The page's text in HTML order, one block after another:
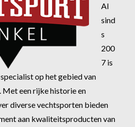
Al
sind
s
200
7 is
op het gebied van
een rijke historie en
diverse vechtsporten bieden
aan kwaliteitsproducten van